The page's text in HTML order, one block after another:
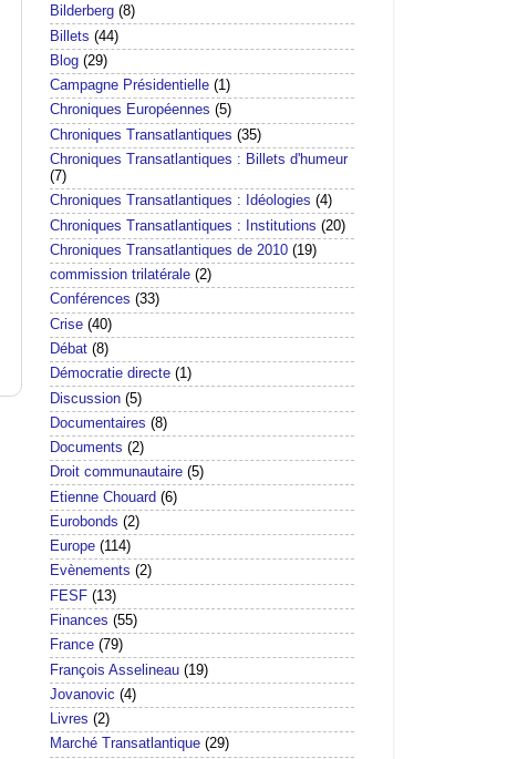
Bilderberg (8)
Billets (44)
Blog (29)
Campagne Présidentielle (1)
Chroniques Européennes (5)
Chroniques Transatlantiques (35)
Chroniques Transatlantiques : Billets d'humeur
(7)
Chroniques Transatlantiques : Idéologies (4)
Chroniques Transatlantiques : Institutions (20)
Chroniques Transatlantiques de 2010 (19)
commission trilatérale (2)
Conférences (33)
Crise (40)
Débat (8)
Démocratie directe (1)
Discussion (5)
Documentaires (8)
Documents (2)
Droit communautaire (5)
Etienne Chouard (6)
Eurobonds (2)
Europe (114)
Evènements (2)
FESF (13)
Finances (55)
France (79)
François Asselineau (19)
Jovanovic (4)
Livres (2)
Marché Transatlantique (29)